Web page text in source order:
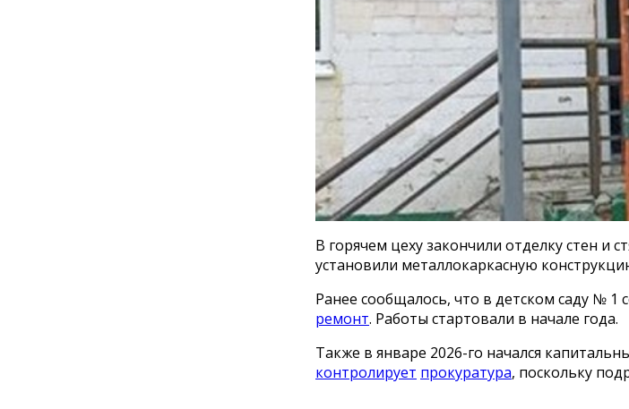
В горячем цеху закончили отделку стен и
установили металлокаркасную
Ранее сообщалось, что в детском саду № 1
ремонт. Работы стартовали в начале года.
Также в январе 2026-го начался
контролирует прокуратура, поскольку